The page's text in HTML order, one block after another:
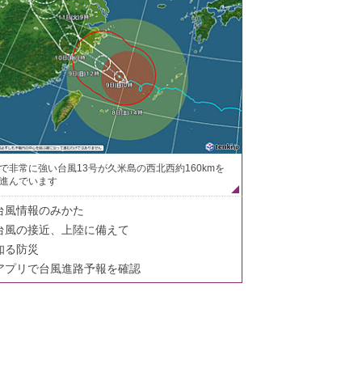
非常に強い台風13号が久米島の西北西約160kmを
んでいます
風情報のみかた
風の接近、上陸に備えて
る防災
プリで台風進路予報を確認